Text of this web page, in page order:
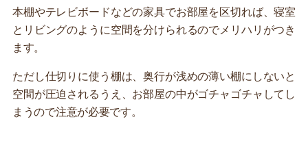
本棚やテレビボードなどの家具でお部屋を区切れば、寝室
とリビングのように空間を分けられるのでメリハリがつき
ます。
ただし仕切りに使う棚は、奥行が浅めの薄い棚にしないと
空間が圧迫されるうえ、お部屋の中がゴチャゴチャしてし
まうので注意が必要です。